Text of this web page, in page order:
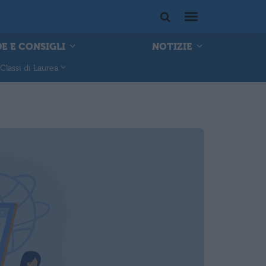
E CONSIGLI NOTIZIE
Classi di Laurea